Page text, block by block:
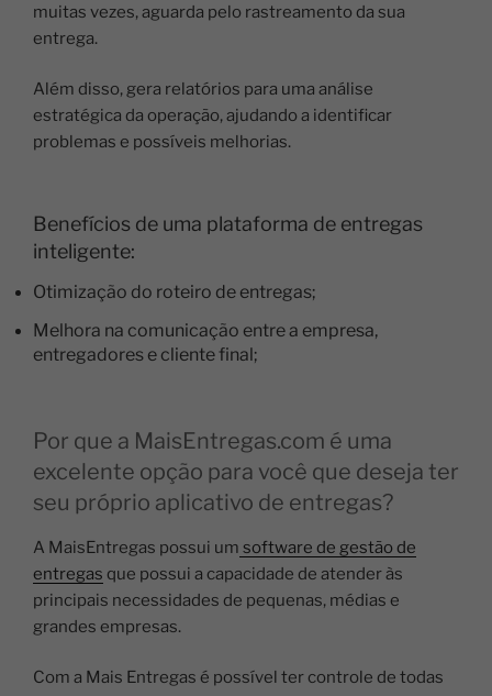
muitas vezes, aguarda pelo rastreamento da sua
entrega.
Além disso, gera relatórios para uma análise
estratégica da operação, ajudando a identificar
problemas e possíveis melhorias.
Benefícios de uma plataforma de entregas
inteligente:
Otimização do roteiro de entregas;
Melhora na comunicação entre a empresa,
entregadores e cliente final;
Por que a MaisEntregas.com é uma
excelente opção para você que deseja ter
seu próprio aplicativo de entregas?
A MaisEntregas possui um software de gestão de
entregas que possui a capacidade de atender às
principais necessidades de pequenas, médias e
grandes empresas.
Com a Mais Entregas é possível ter controle de todas